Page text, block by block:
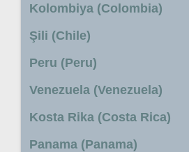
Kolombiya (Colombia)
Şili (Chile)
Peru (Peru)
Venezuela (Venezuela)
Kosta Rika (Costa Rica)
Panama (Panama)